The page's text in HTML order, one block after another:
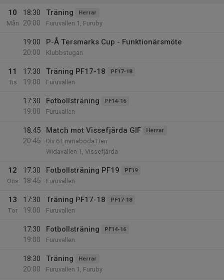
10
Mån
18:30
20:00
Träning Herrar
Furuvallen 1, Furuby
19:00
20:00
P-Å Tersmarks Cup - Funktionärsmöte
Klubbstugan
11
Tis
17:30
19:00
Träning PF17-18 PF17-18
Furuvallen
17:30
19:00
Fotbollsträning PF14-16
Furuvallen
18:45
20:45
Match mot Vissefjärda GIF Herrar
Div 6 Emmaboda Herr
Widavallen 1, Vissefjärda
12
Ons
17:30
18:45
Fotbollsträning PF19 PF19
Furuvallen
13
Tor
17:30
19:00
Träning PF17-18 PF17-18
Furuvallen
17:30
19:00
Fotbollsträning PF14-16
Furuvallen
18:30
20:00
Träning Herrar
Furuvallen 1, Furuby